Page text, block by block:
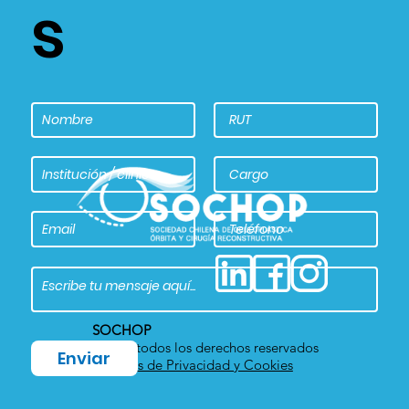
SOCHOP
2022 – todos los derechos reservados
Políticas de Privacidad y Cookies
s
Enviar